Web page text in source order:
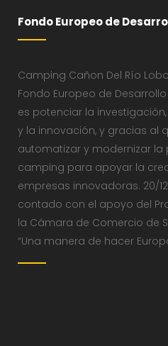
Fondo Europeo de
Camping Cañon Del Río
Fondo Europeo de
es potenciar la
y la innovación, y gracias al
automatizar y modernizar
camping para apoyar la
empresas innovadoras. 20/
contado con el apoyo del
la Cámara de Comercio de
“Una manera de hacer